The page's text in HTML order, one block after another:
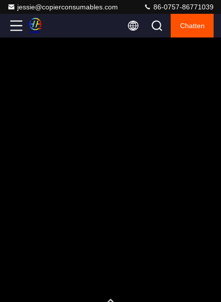
jessie@copierconsumables.com 86-0757-86771039
Chatten